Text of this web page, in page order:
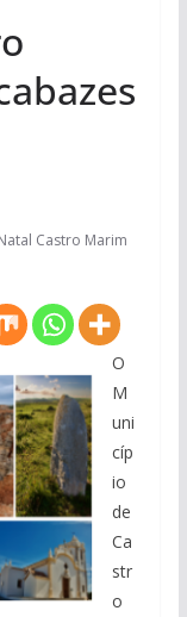
Castro Marim
O
M
uni
cíp
io
de
Ca
str
o